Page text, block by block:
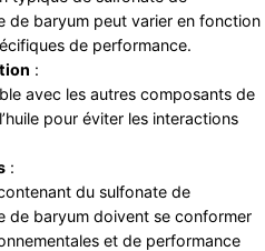
de baryum peut varier en fonction
de performance.
:
avec les autres composants de
pour éviter les interactions
:
du sulfonate de
de baryum doivent se conformer
et de performance